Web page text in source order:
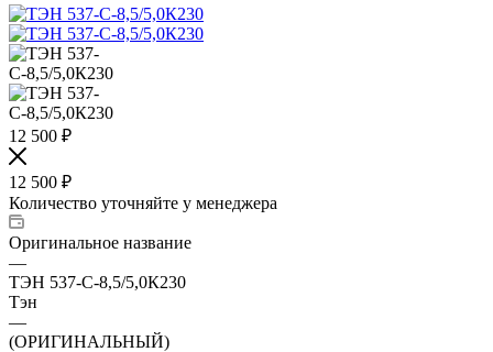
12 500 ₽
12 500 ₽
Количество уточняйте у менеджера
Оригинальное название
—
ТЭН 537-С-8,5/5,0К230
Тэн
—
(ОРИГИНАЛЬНЫЙ)